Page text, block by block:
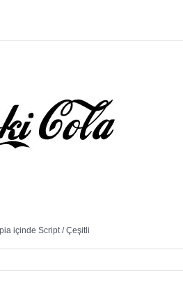
içinde Script/Çeşitli